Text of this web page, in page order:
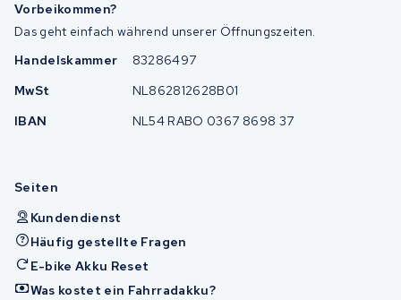
Vorbeikommen?
Das geht einfach während unserer Öffnungszeiten.
Handelskammer
83286497
MwSt
NL862812628B01
IBAN
NL54 RABO 0367 8698 37
Seiten
Kundendienst
Häufig gestellte Fragen
E-bike Akku Reset
Was kostet ein Fahrradakku?